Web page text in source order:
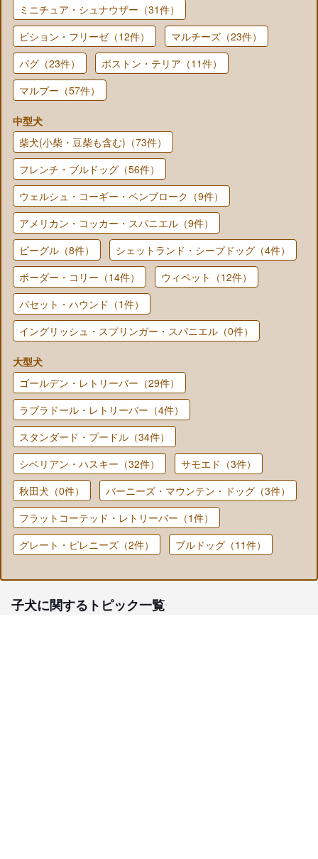
ミニチュア・シュナウザー（31件）
ビション・フリーゼ（12件）
マルチーズ（23件）
パグ（23件）
ボストン・テリア（11件）
マルプー（57件）
中型犬
柴犬(小柴・豆柴も含む)（73件）
フレンチ・ブルドッグ（56件）
ウェルシュ・コーギー・ペンブローク（9件）
アメリカン・コッカー・スパニエル（9件）
ビーグル（8件）
シェットランド・シープドッグ（4件）
ボーダー・コリー（14件）
ウィペット（12件）
バセット・ハウンド（1件）
イングリッシュ・スプリンガー・スパニエル（0件）
大型犬
ゴールデン・レトリーバー（29件）
ラブラドール・レトリーバー（4件）
スタンダード・プードル（34件）
シベリアン・ハスキー（32件）
サモエド（3件）
秋田犬（0件）
バーニーズ・マウンテン・ドッグ（3件）
フラットコーテッド・レトリーバー（1件）
グレート・ピレニーズ（2件）
ブルドッグ（11件）
子犬に関するトピック一覧